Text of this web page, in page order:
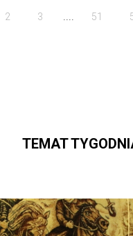
2 3 51
TEMAT